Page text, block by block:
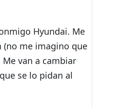
Hyundai. Me
(no me imagino que
van a cambiar
se lo pidan al